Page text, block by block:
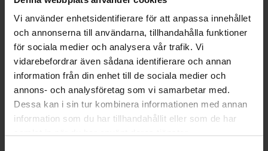
Vi använder enhetsidentifierare för att anpassa innehållet
och annonserna till användarna, tillhandahålla funktioner
för sociala medier och analysera vår trafik. Vi
vidarebefordrar även sådana identifierare och annan
information från din enhet till de sociala medier och
annons- och analysföretag som vi samarbetar med.
Dessa kan i sin tur kombinera informationen med annan
information som du har tillhandahållit eller som de har
Med sin användarvänliga menystruktur och touchnavigering
gör TFT-Touchdisplay det enkelt och tillfredsställande att
använda din ugn. Den intuitiva vägledningen genom den
omfattande menyn hjälper dig att få ut det mesta av din ugn.